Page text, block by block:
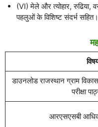
(VI) मेले और त्योहार,
पहलुओं के विशिष्ट संदर्भ सहित।
डाउनलोड राजस्थान ग्राम
परीक्षा
आरएसएसबी